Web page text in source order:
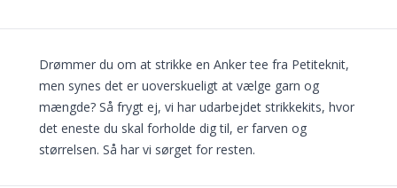
Drømmer du om at strikke en Anker tee fra Petiteknit,
men synes det er uoverskueligt at vælge garn og
mængde? Så frygt ej, vi har udarbejdet strikkekits, hvor
det eneste du skal forholde dig til, er farven og
størrelsen. Så har vi sørget for resten.